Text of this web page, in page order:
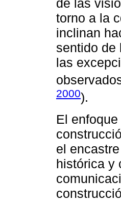
de las
torno a la
inclinan
sentido de
las
2000).
El
el
histórica y